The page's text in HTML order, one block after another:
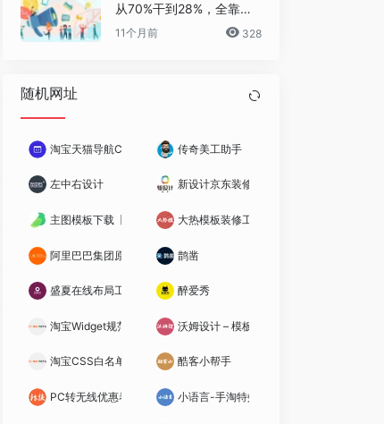
。。
富的主机，如图片轮播，tab标签等，这些组件都需要设计师写Javascript
从70%干到28%，全靠这6
个反人性套路
11个月前 328
随机网址
淘宝天猫导航CSS编辑器 传奇美工助手
左中右设计 新设计京东装修工具
主图模板下载【汇总】 大热模板装修工具
阿里巴巴集团原创保护平台鹊凿
盛夏在线布局工具 醉爱秀
淘宝Widget规范 沃姆设计 – 模板装修辅助工具
淘宝CSS白名单 酷客小帮手
PC转无线优惠卷 小语言-手淘特效